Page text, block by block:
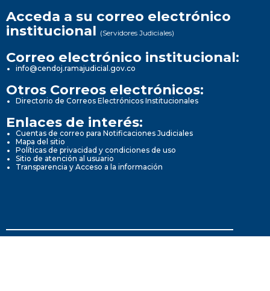
Acceda a su correo electrónico
institucional (Servidores Judiciales)
Correo electrónico institucional:
info@cendoj.ramajudicial.gov.co
Otros Correos electrónicos:
Directorio de Correos Electrónicos Institucionales
Enlaces de interés:
Cuentas de correo para Notificaciones Judiciales
Mapa del sitio
Políticas de privacidad y condiciones de uso
Sitio de atención al usuario
Transparencia y Acceso a la información